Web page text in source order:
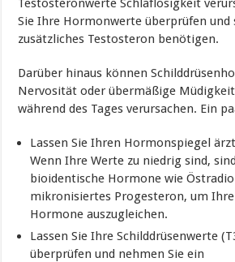
Testosteronwerte Schlaflosigkeit
Sie Ihre Hormonwerte überprüfen und
zusätzliches Testosteron benötigen.
Darüber hinaus können
Nervosität oder übermäßige
während des Tages verursachen. Ein
Lassen Sie Ihren Hormonspiegel
Wenn Ihre Werte zu niedrig sind,
bioidentische Hormone wie
mikronisiertes Progesteron, um
Hormone auszugleichen.
Lassen Sie Ihre Schilddrüsenwerte
überprüfen und nehmen Sie ein